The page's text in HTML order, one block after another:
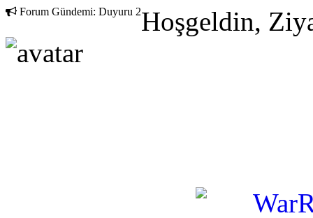
Forum Gündemi: Duyuru 2Hoşgeldin,